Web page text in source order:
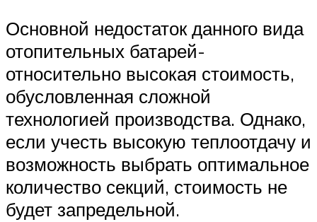
Основной недостаток данного вида
отопительных батарей-
относительно высокая стоимость,
обусловленная сложной
технологией производства. Однако,
если учесть высокую теплоотдачу и
возможность выбрать оптимальное
количество секций, стоимость не
будет запредельной.